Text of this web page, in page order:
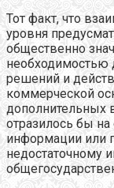
Тот факт, что
уровня
общественно
необходимостью
решений и
коммерческой
дополнительных
отразилось бы
информации или
недостаточному